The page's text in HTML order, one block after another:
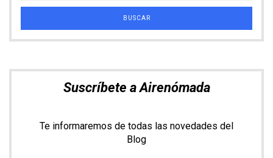
Suscríbete a Airenómada
Te informaremos de todas las novedades del
Blog